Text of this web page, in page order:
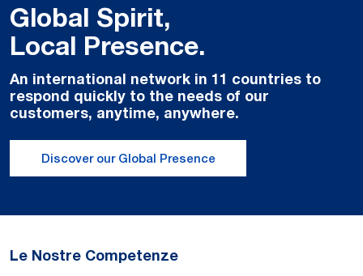
Global Spirit,
Local Presence.
An international network in 11 countries to
respond quickly to the needs of our
customers, anytime, anywhere.
Discover our Global Presence
Le Nostre Competenze